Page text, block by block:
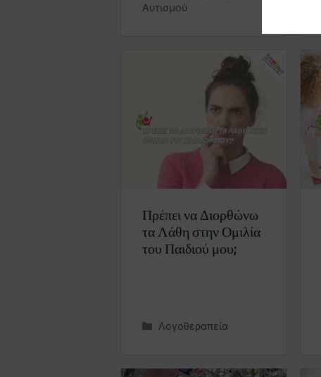
Αυτισμού
Πρέπει να Διορθώνω
τα Λάθη στην Ομιλία
του Παιδιού μου;
Λογοθεραπεία